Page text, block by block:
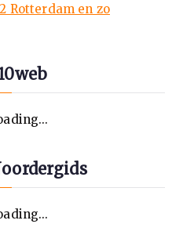
Rotterdam en zo